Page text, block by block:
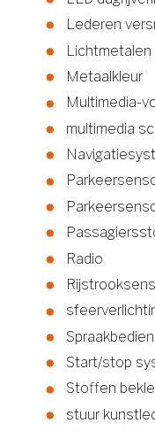
Lederen
Lichtmetalen
Metaalkleur
Multimedia-
multimedia
Radio
Start/stop
Stoffen
stuur